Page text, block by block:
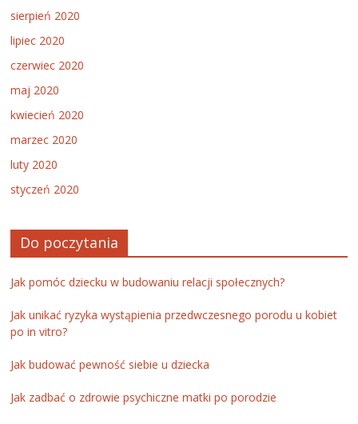
sierpień 2020
lipiec 2020
czerwiec 2020
maj 2020
kwiecień 2020
marzec 2020
luty 2020
styczeń 2020
Do poczytania
Jak pomóc dziecku w budowaniu relacji społecznych?
Jak unikać ryzyka wystąpienia przedwczesnego porodu u kobiet
po in vitro?
Jak budować pewność siebie u dziecka
Jak zadbać o zdrowie psychiczne matki po porodzie